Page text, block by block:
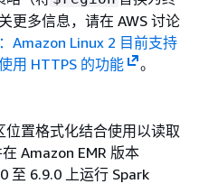
更多信息，请在 AWS 讨论
Amazon Linux 2 目前支持
用 HTTPS 的功能
。
位置格式化结合使用以读取
Amazon EMR 版本
至 6.9.0 上运行 Spark